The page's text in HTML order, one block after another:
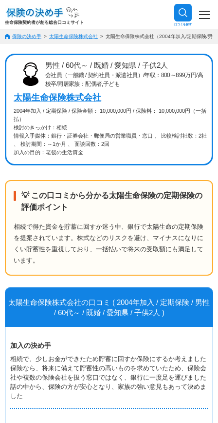
生命保険契約者が創る総合口コミサイト 口コミを探す
保険の決め手 太陽生命保険株式会社 太陽生命保険株式会社（2004年加入/定期保険/男
男性 / 60代～ / 既婚 / 愛知県 / 子供2人
会社員（一般職 / 契約社員・派遣社員）/年収：800～899万円/高
校卒/同居家族：配偶者,子ども
太陽生命保険株式会社
2004年加入 / 定期保険 / 保険金額： 10,000,000円 / 保険料： 10,000,000円（一括
払）
検討のきっかけ：相続
情報入手媒体：銀行・証券会社・郵便局の営業職員・窓口 、 比較検討社数：2社
、 検討期間：～1か月 、 面談回数：2回
加入の目的：老後の生活資金
💡 この口コミから分かる太陽生命保険の定期保険の
評価ポイント
相続で得た資金を貯蓄に回すか迷う中、銀行で太陽生命の定期保険
を提案されています。株式などのリスクを避け、マイナスになりに
くい貯蓄性を重視しており、一括払いで将来の受取額にも満足して
います。
太陽生命保険株式会社の口コミ ( 2004年加入 / 定期保険 / 男性
/ 60代～ / 既婚 / 愛知県 / 子供2人 )
加入の決め手
相続で、少しお金ができたため貯蓄に回すか保険にするか考えました
保険なら、将来に備えて貯蓄性の高いものを求めていたため、保険会
社や複数の保険会社を扱う窓口ではなく、銀行に一度足を運びました
話の中から、保険の方が安心となり、家族の強い意見もあって決めま
した